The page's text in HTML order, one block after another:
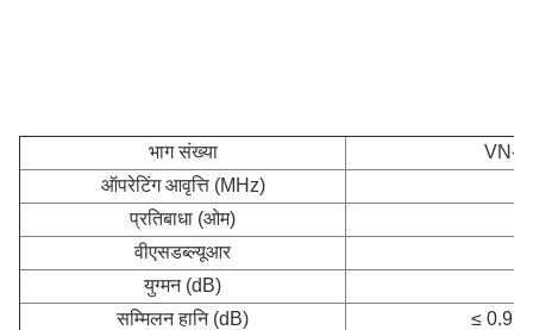
भाग संख्या
VN-
ऑपरेटिंग आवृत्ति (MHz)
प्रतिबाधा (ओम)
वीएसडब्ल्यूआर
युग्मन (dB)
सम्मिलन हानि (dB)
≤ 0.9